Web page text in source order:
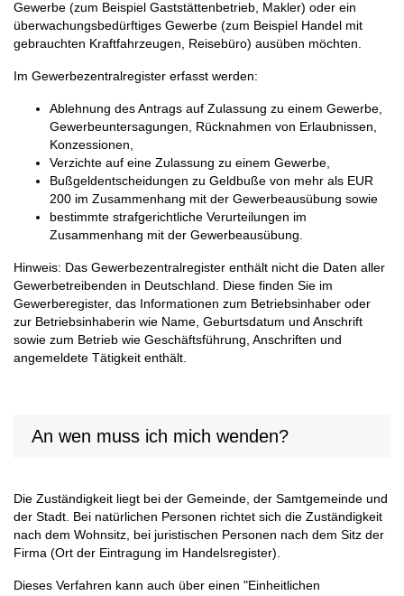
Gewerbe (zum Beispiel Gaststättenbetrieb, Makler) oder ein
überwachungsbedürftiges Gewerbe (zum Beispiel Handel mit
gebrauchten Kraftfahrzeugen, Reisebüro) ausüben möchten.
Im Gewerbezentralregister erfasst werden:
Ablehnung des Antrags auf Zulassung zu einem Gewerbe,
Gewerbeuntersagungen, Rücknahmen von Erlaubnissen,
Konzessionen,
Verzichte auf eine Zulassung zu einem Gewerbe,
Bußgeldentscheidungen zu Geldbuße von mehr als EUR
200 im Zusammenhang mit der Gewerbeausübung sowie
bestimmte strafgerichtliche Verurteilungen im
Zusammenhang mit der Gewerbeausübung.
Hinweis: Das Gewerbezentralregister enthält nicht die Daten aller
Gewerbetreibenden in Deutschland. Diese finden Sie im
Gewerberegister, das Informationen zum Betriebsinhaber oder
zur Betriebsinhaberin wie Name, Geburtsdatum und Anschrift
sowie zum Betrieb wie Geschäftsführung, Anschriften und
angemeldete Tätigkeit enthält.
An wen muss ich mich wenden?
Die Zuständigkeit liegt bei der Gemeinde, der Samtgemeinde und
der Stadt. Bei natürlichen Personen richtet sich die Zuständigkeit
nach dem Wohnsitz, bei juristischen Personen nach dem Sitz der
Firma (Ort der Eintragung im Handelsregister).
Dieses Verfahren kann auch über einen "Einheitlichen